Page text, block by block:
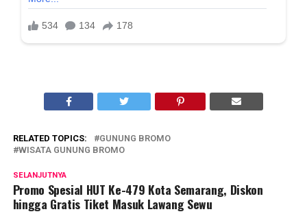
RELATED TOPICS:
GUNUNG BROMO
WISATA GUNUNG BROMO
SELANJUTNYA
Promo Spesial HUT Ke-479 Kota Semarang, Diskon
hingga Gratis Tiket Masuk Lawang Sewu